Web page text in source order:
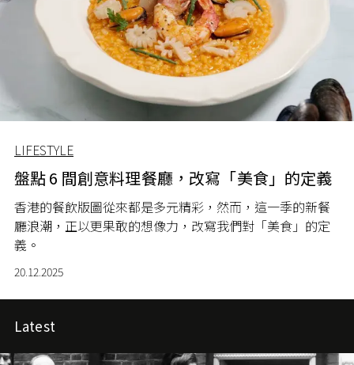
LIFESTYLE
盤點 6 間創意料理餐廳，改寫「美食」的定義
香港的餐飲版圖從來都是多元精彩，然而，這一季的新餐
廳浪潮，正以更果敢的想像力，改寫我們對「美食」的定
義。
20.12.2025
Latest